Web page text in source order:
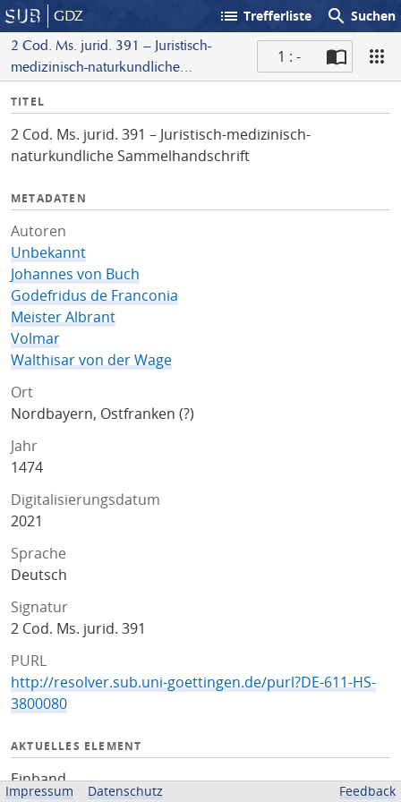
GDZ list Trefferliste search Suchen
2 Cod. Ms. jurid. 391 – Juristisch-
medizinisch-naturkundliche
1 : -
I
f
o
TITEL
2 Cod. Ms. jurid. 391 – Juristisch-medizinisch-
naturkundliche Sammelhandschrift
METADATEN
Autoren
Unbekannt
Johannes von Buch
Godefridus de Franconia
Meister Albrant
Volmar
Walthisar von der Wage
Ort
Nordbayern, Ostfranken (?)
Jahr
1474
Digitalisierungsdatum
2021
Sprache
Deutsch
Signatur
2 Cod. Ms. jurid. 391
PURL
http://resolver.sub.uni-goettingen.de/purl?DE-611-HS-
3800080
AKTUELLES ELEMENT
Einband
Impressum Datenschutz Feedback